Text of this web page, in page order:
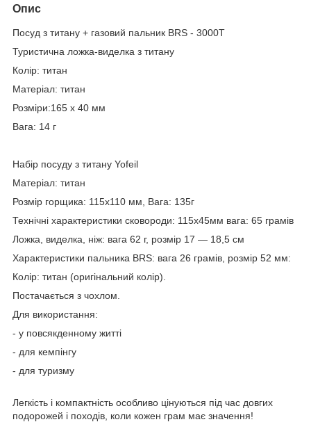
Опис
Посуд з титану + газовий пальник BRS - 3000T
Туристична ложка-виделка з титану
Колір: титан
Матеріал: титан
Розміри:165 х 40 мм
Вага: 14 г
Набір посуду з титану Yofeil
Матеріал: титан
Розмір горщика: 115x110 мм, Вага: 135г
Технічні характеристики сковороди: 115x45мм вага: 65 грамів
Ложка, виделка, ніж: вага 62 г, розмір 17 — 18,5 см
Характеристики пальника BRS: вага 26 грамів, розмір 52 мм:
Колір: титан (оригінальний колір).
Постачається з чохлом.
Для використання:
- у повсякденному житті
- для кемпінгу
- для туризму
Легкість і компактність особливо цінуються під час довгих
подорожей і походів, коли кожен грам має значення!